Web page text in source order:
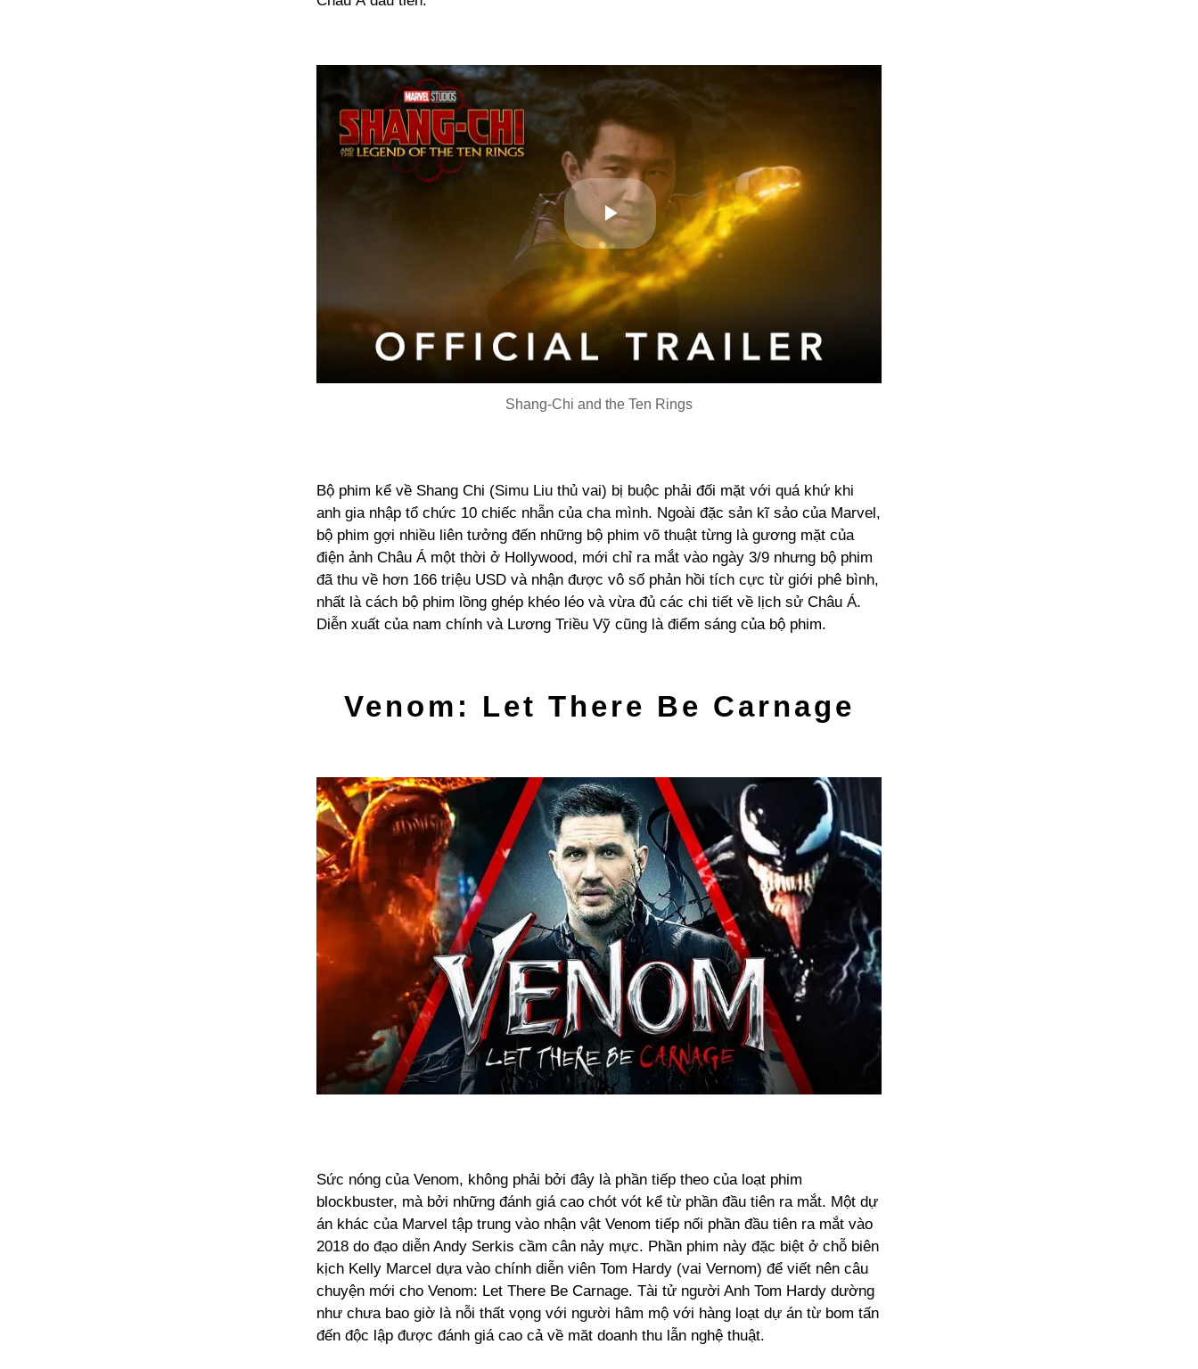
Play
Video
Shang-Chi and the Ten Rings
Bộ phim kể về Shang Chi (Simu Liu thủ vai) bị buộc phải đối mặt với quá khứ khi
anh gia nhập tổ chức 10 chiếc nhẫn của cha mình. Ngoài đặc sản kĩ sảo của Marvel,
bộ phim gợi nhiều liên tưởng đến những bộ phim võ thuật từng là gương mặt của
điện ảnh Châu Á một thời ở Hollywood, mới chỉ ra mắt vào ngày 3/9 nhưng bộ phim
đã thu về hơn 166 triệu USD và nhận được vô số phản hồi tích cực từ giới phê bình,
nhất là cách bộ phim lồng ghép khéo léo và vừa đủ các chi tiết về lịch sử Châu Á.
Diễn xuất của nam chính và Lương Triều Vỹ cũng là điểm sáng của bộ phim.
Venom: Let There Be Carnage
Sức nóng của Venom, không phải bởi đây là phần tiếp theo của loạt phim
blockbuster, mà bởi những đánh giá cao chót vót kể từ phần đầu tiên ra mắt. Một dự
án khác của Marvel tập trung vào nhận vật Venom tiếp nối phần đầu tiên ra mắt vào
2018 do đạo diễn Andy Serkis cầm cân nảy mực. Phần phim này đặc biệt ở chỗ biên
kịch Kelly Marcel dựa vào chính diễn viên Tom Hardy (vai Vernom) để viết nên câu
chuyện mới cho Venom: Let There Be Carnage. Tài tử người Anh Tom Hardy dường
như chưa bao giờ là nỗi thất vọng với người hâm mộ với hàng loạt dự án từ bom tấn
đến độc lập được đánh giá cao cả về măt doanh thu lẫn nghệ thuật.